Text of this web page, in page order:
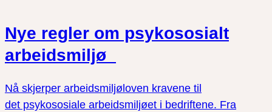
Nye regler om psykososialt
arbeidsmiljø
Nå skjerper arbeidsmiljøloven kravene til
det psykososiale arbeidsmiljøet i bedriftene. Fra